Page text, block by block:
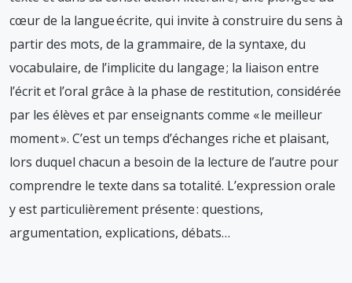
cœur de la langue écrite, qui invite à construire du sens à
partir des mots, de la grammaire, de la syntaxe, du
vocabulaire, de l’implicite du langage ; la liaison entre
l’écrit et l’oral grâce à la phase de restitution, considérée
par les élèves et par enseignants comme « le meilleur
moment ». C’est un temps d’échanges riche et plaisant,
lors duquel chacun a besoin de la lecture de l’autre pour
comprendre le texte dans sa totalité. L’expression orale
y est particulièrement présente : questions,
argumentation, explications, débats…